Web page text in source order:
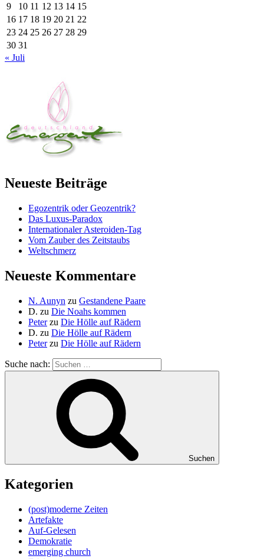
9 10 11 12 13 14 15
16 17 18 19 20 21 22
23 24 25 26 27 28 29
30 31
« Juli
Neueste Beiträge
Egozentrik oder Geozentrik?
Das Luxus-Paradox
Internationaler Asteroiden-Tag
Vom Zauber des Zeitstaubs
Weltschmerz
Neueste Kommentare
N. Aunyn zu Gestandene Paare
D. zu Die Noahs kommen
Peterzu Die Hölle auf Rädern
D. zu Die Hölle auf Rädern
Peterzu Die Hölle auf Rädern
Suche nach:
Suchen
Kategorien
(post)moderne Zeiten
Artefakte
Auf-Gelesen
Demokratie
emerging church